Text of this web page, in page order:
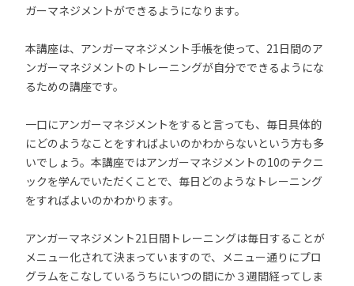
ガーマネジメントができるようになります。
本講座は、アンガーマネジメント手帳を使って、21日間のア
ンガーマネジメントのトレーニングが自分でできるようにな
るための講座です。
一口にアンガーマネジメントをすると言っても、毎日具体的
にどのようなことをすればよいのかわからないという方も多
いでしょう。本講座ではアンガーマネジメントの10のテクニ
ックを学んでいただくことで、毎日どのようなトレーニング
をすればよいのかわかります。
アンガーマネジメント21日間トレーニングは毎日することが
メニュー化されて決まっていますので、メニュー通りにプロ
グラムをこなしているうちにいつの間にか３週間経ってしま